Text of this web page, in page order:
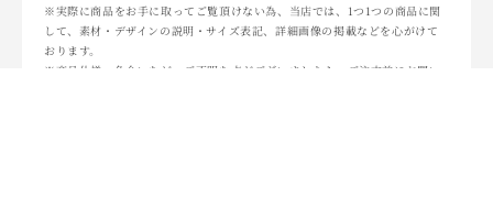
※実際に商品をお手に取ってご覧頂けない為、当店では、1つ1つの商品に関
して、素材・デザインの説明・サイズ表記、詳細画像の掲載などを心がけて
おります。
※商品仕様・色合いなど、ご不明な点がございましたら、ご注文前にお問い